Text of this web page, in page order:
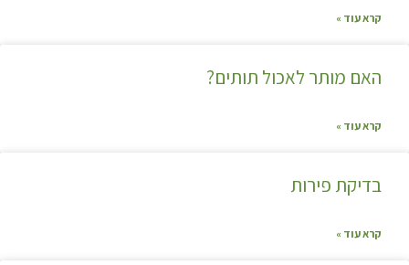
קרא עוד »
האם מותר לאכול תותים?
קרא עוד »
בדיקת פירות
קרא עוד »